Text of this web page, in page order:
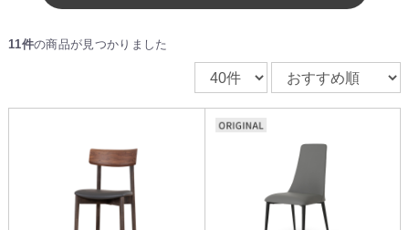
11件の商品が見つかりました